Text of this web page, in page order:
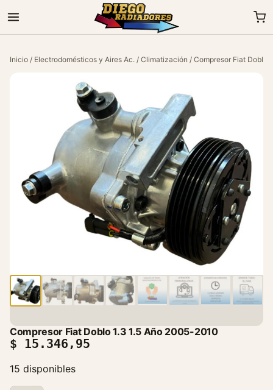
Inicio / Electrodomésticos y Aires Ac. / Climatización / Compresor Fiat Doblo
Compresor Fiat Doblo 1.3 1.5 Año 2005-2010
$ 15.346,95
15 disponibles